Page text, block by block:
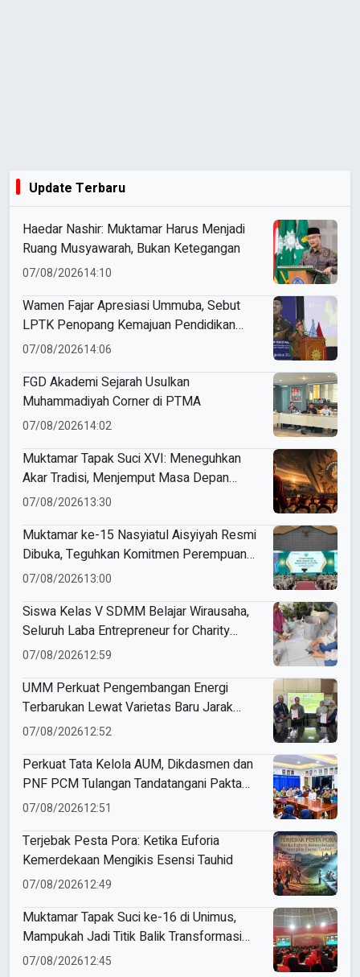
Update Terbaru
Haedar Nashir: Muktamar Harus Menjadi
Ruang Musyawarah, Bukan Ketegangan
07/08/202614:10
Wamen Fajar Apresiasi Ummuba, Sebut
LPTK Penopang Kemajuan Pendidikan
Indonesia
07/08/202614:06
FGD Akademi Sejarah Usulkan
Muhammadiyah Corner di PTMA
07/08/202614:02
Muktamar Tapak Suci XVI: Meneguhkan
Akar Tradisi, Menjemput Masa Depan
Mendunia
07/08/202613:30
Muktamar ke-15 Nasyiatul Aisyiyah Resmi
Dibuka, Teguhkan Komitmen Perempuan
Muda Berkemajuan
07/08/202613:00
Siswa Kelas V SDMM Belajar Wirausaha,
Seluruh Laba Entrepreneur for Charity
Didonasikan
07/08/202612:59
UMM Perkuat Pengembangan Energi
Terbarukan Lewat Varietas Baru Jarak
Pagar JCUMM5
07/08/202612:52
Perkuat Tata Kelola AUM, Dikdasmen dan
PNF PCM Tulangan Tandatangani Pakta
Integritas
07/08/202612:51
Terjebak Pesta Pora: Ketika Euforia
Kemerdekaan Mengikis Esensi Tauhid
07/08/202612:49
Muktamar Tapak Suci ke-16 di Unimus,
Mampukah Jadi Titik Balik Transformasi
Organisasi?
07/08/202612:45